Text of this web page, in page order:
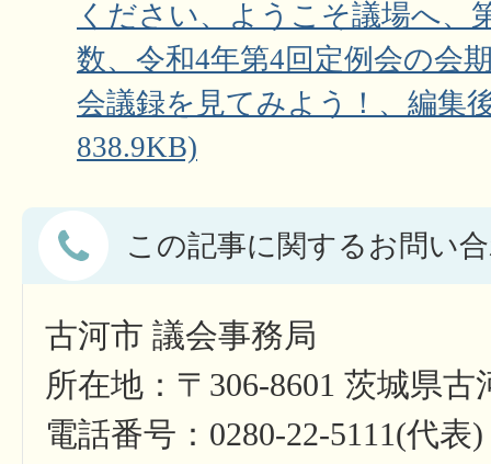
ください、ようこそ議場へ、
数、令和4年第4回定例会の会
会議録を見てみよう！、編集
838.9KB)
この記事に関するお問い
古河市 議会事務局
所在地：〒306-8601 茨城県
電話番号：0280-22-5111(代表)